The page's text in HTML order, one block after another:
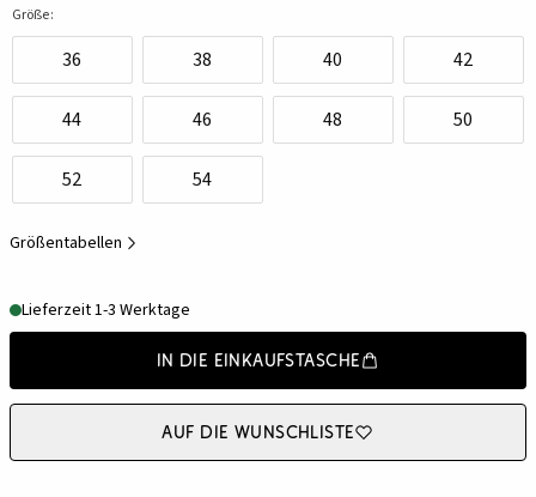
Größe:
36 38 40 42
44 46 48 50
52 54
Größentabellen
Lieferzeit 1-3 Werktage
In die Einkaufstasche
Auf die Wunschliste